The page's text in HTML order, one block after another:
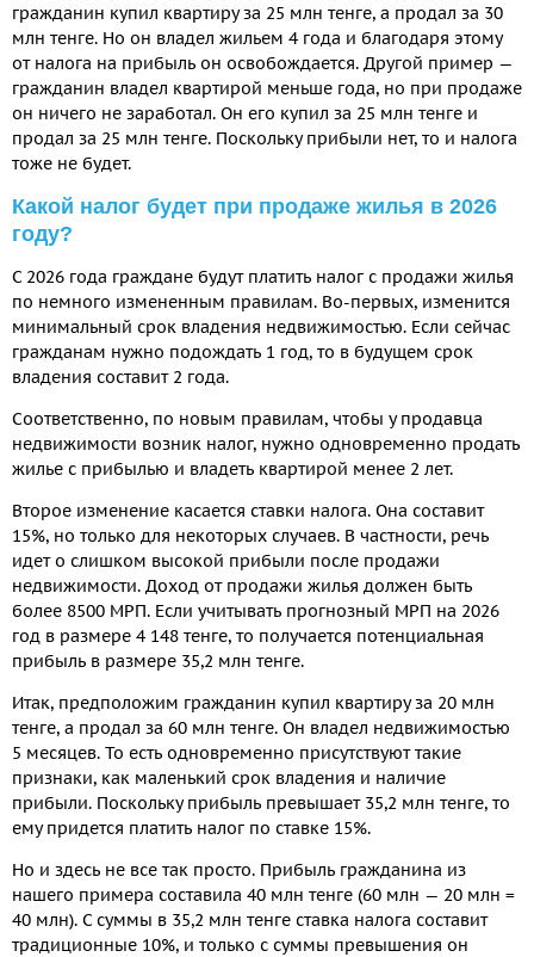
гражданин купил квартиру за 25 млн тенге, а продал за 30
млн тенге. Но он владел жильем 4 года и благодаря этому
от налога на прибыль он освобождается. Другой пример —
гражданин владел квартирой меньше года, но при продаже
он ничего не заработал. Он его купил за 25 млн тенге и
продал за 25 млн тенге. Поскольку прибыли нет, то и налога
тоже не будет.
Какой налог будет при продаже жилья в 2026
году?
С 2026 года граждане будут платить налог с продажи жилья
по немного измененным правилам. Во-первых, изменится
минимальный срок владения недвижимостью. Если сейчас
гражданам нужно подождать 1 год, то в будущем срок
владения составит 2 года.
Соответственно, по новым правилам, чтобы у продавца
недвижимости возник налог, нужно одновременно продать
жилье с прибылью и владеть квартирой менее 2 лет.
Второе изменение касается ставки налога. Она составит
15%, но только для некоторых случаев. В частности, речь
идет о слишком высокой прибыли после продажи
недвижимости. Доход от продажи жилья должен быть
более 8500 МРП. Если учитывать прогнозный МРП на 2026
год в размере 4 148 тенге, то получается потенциальная
прибыль в размере 35,2 млн тенге.
Итак, предположим гражданин купил квартиру за 20 млн
тенге, а продал за 60 млн тенге. Он владел недвижимостью
5 месяцев. То есть одновременно присутствуют такие
признаки, как маленький срок владения и наличие
прибыли. Поскольку прибыль превышает 35,2 млн тенге, то
ему придется платить налог по ставке 15%.
Но и здесь не все так просто. Прибыль гражданина из
нашего примера составила 40 млн тенге (60 млн — 20 млн =
40 млн). С суммы в 35,2 млн тенге ставка налога составит
традиционные 10%, и только с суммы превышения он